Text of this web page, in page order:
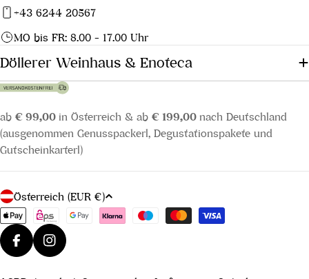
+43 6244 20567
MO bis FR: 8.00 - 17.00 Uhr
Döllerer Weinhaus & Enoteca
ab € 99,00 in Österreich & ab € 199,00 nach Deutschland
(ausgenommen Genusspackerl, Degustationspakete und
Gutscheinkarterl)
L
a
n
d
Österreich (EUR €)
Zahlungsmethoden
FacebookInstagram